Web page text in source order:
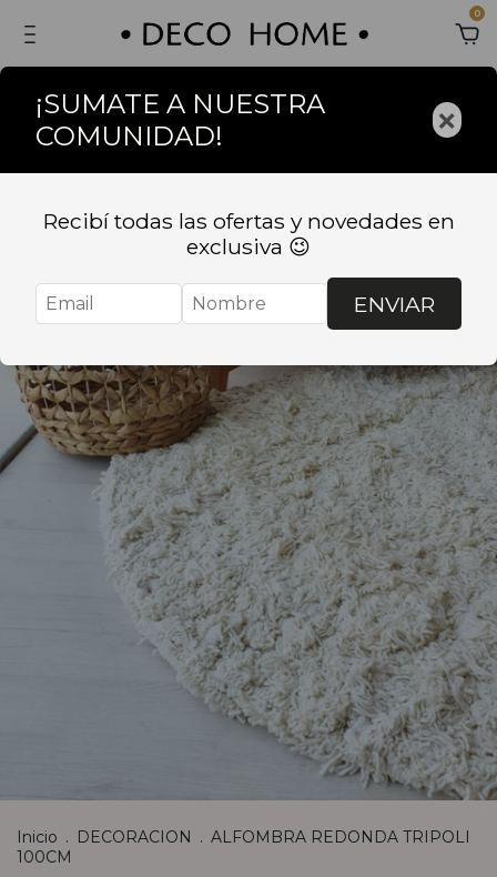
0
Sin stock
Inicio . DECORACION . ALFOMBRA REDONDA TRIPOLI
100CM
¡SUMATE A NUESTRA
COMUNIDAD!
×
Recibí todas las ofertas y novedades en
exclusiva 😉
ENVIAR